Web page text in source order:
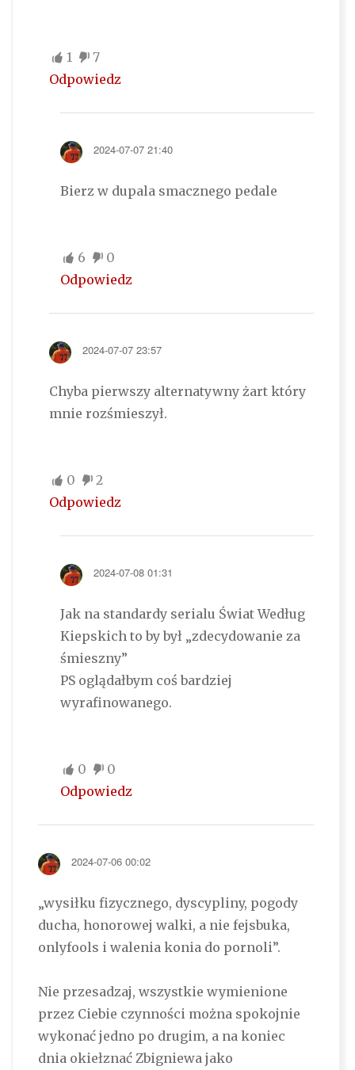
1
7
Odpowiedz
2024-07-07 21:40
Bierz w dupala smacznego pedale
6
0
Odpowiedz
2024-07-07 23:57
Chyba pierwszy alternatywny żart który
mnie rozśmieszył.
0
2
Odpowiedz
2024-07-08 01:31
Jak na standardy serialu Świat Według
Kiepskich to by był „zdecydowanie za
śmieszny”
PS oglądałbym coś bardziej
wyrafinowanego.
0
0
Odpowiedz
2024-07-06 00:02
„wysiłku fizycznego, dyscypliny, pogody
ducha, honorowej walki, a nie fejsbuka,
onlyfools i walenia konia do pornoli”.
Nie przesadzaj, wszystkie wymienione
przez Ciebie czynności można spokojnie
wykonać jedno po drugim, a na koniec
dnia okiełznać Zbigniewa jako